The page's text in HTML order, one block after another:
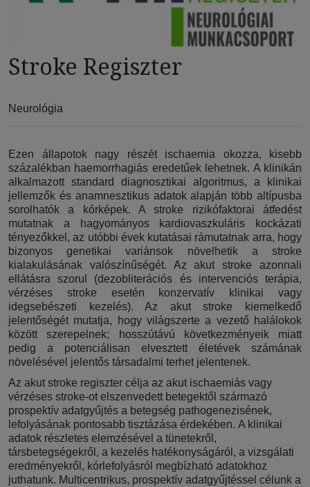
Stroke Regiszter
Neurológia
Ezen állapotok nagy részét ischaemia okozza, kisebb
százalékban haemorrhagiás eredetűek lehetnek. A klinikán
alkalmazott standard diagnosztikai algoritmus, a klinikai
jellemzők és anamnesztikus adatok alapján több altípusba
sorolhatók a kórképek. A stroke rizikófaktorai átfedést
mutatnak a hagyományos kardiovaszkuláris kockázati
tényezőkkel, az utóbbi évek kutatásai rámutatnak arra, hogy
bizonyos genetikai variánsok növelhetik a stroke
kialakulásának valószínűségét. Az akut stroke azonnali
ellátásra szorul (dezobliterációs és intervenciós terápia,
vérzéses stroke esetén konzervatív klinikai vagy
idegsebészeti kezelés). Az akut stroke kiemelkedő
jelentőségét mutatja, hogy világszerte a vezető halálokok
között szerepelnek; hosszútávú következményeik miatt
pedig a potenciálisan elvesztett életévek számának
növelésével jelentős társadalmi terhet jelentenek.
Az akut stroke regiszter célja az akut ischaemiás vagy
vérzéses stroke-ot elszenvedett betegektől származó
prospektív adatgyűjtés a betegség pathogenezisének,
lefolyásának pontosabb tisztázása érdekében. A klinikai
adatok részletes elemzésével a tünetekről,
társbetegségekről, a kezelés hatékonyságáról, a vizsgálati
eredményekről, kórlefolyásról megbízható adatokhoz
juthatunk. Multicentrikus, prospektív adatgyűjtéssel célunk a